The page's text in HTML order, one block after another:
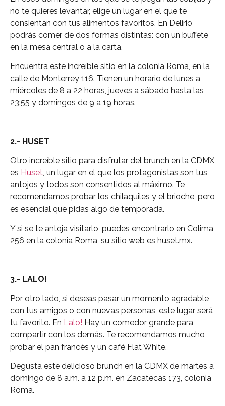
no te quieres levantar, elige un lugar en el que te
consientan con tus alimentos favoritos. En Delirio
podrás comer de dos formas distintas: con un buffete
en la mesa central o a la carta.
Encuentra este increíble sitio en la colonia Roma, en la
calle de Monterrey 116. Tienen un horario de lunes a
miércoles de 8 a 22 horas, jueves a sábado hasta las
23:55 y domingos de 9 a 19 horas.
2.- HUSET
Otro increíble sitio para disfrutar del brunch en la CDMX
es Huset, un lugar en el que los protagonistas son tus
antojos y todos son consentidos al máximo. Te
recomendamos probar los chilaquiles y el brioche, pero
es esencial que pidas algo de temporada.
Y si se te antoja visitarlo, puedes encontrarlo en Colima
256 en la colonia Roma, su sitio web es huset.mx.
3.- LALO!
Por otro lado, si deseas pasar un momento agradable
con tus amigos o con nuevas personas, este lugar será
tu favorito. En Lalo! Hay un comedor grande para
compartir con los demás. Te recomendamos mucho
probar el pan francés y un café Flat White.
Degusta este delicioso brunch en la CDMX de martes a
domingo de 8 a.m. a 12 p.m. en Zacatecas 173, colonia
Roma.